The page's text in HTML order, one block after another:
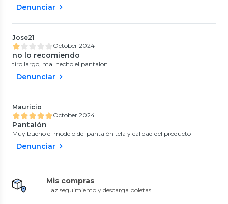
Denunciar
Jose21
October 2024
no lo recomiendo
tiro largo, mal hecho el pantalon
Denunciar
Mauricio
October 2024
Pantalón
Muy bueno el modelo del pantalón tela y calidad del producto
Denunciar
Mis compras
Haz seguimiento y descarga boletas